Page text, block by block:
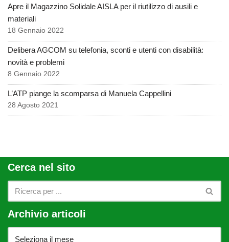
Apre il Magazzino Solidale AISLA per il riutilizzo di ausili e
materiali
18 Gennaio 2022
Delibera AGCOM su telefonia, sconti e utenti con disabilità:
novità e problemi
8 Gennaio 2022
L’ATP piange la scomparsa di Manuela Cappellini
28 Agosto 2021
Cerca nel sito
Archivio articoli